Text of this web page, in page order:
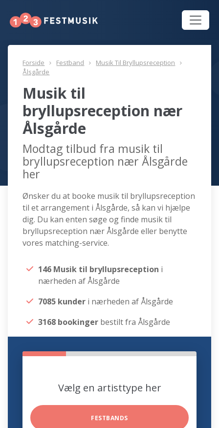
Forside Festband
Musik Til Bryllupsreception
Ålsgårde
Musik til
bryllupsreception nær
Ålsgårde
Modtag tilbud fra musik til
bryllupsreception nær Ålsgårde
her
Ønsker du at booke musik til bryllupsreception
til et arrangement i Ålsgårde, så kan vi hjælpe
dig. Du kan enten søge og finde musik til
bryllupsreception nær Ålsgårde eller benytte
vores matching-service.
146 Musik til bryllupsreception i
nærheden af Ålsgårde
7085 kunder i nærheden af Ålsgårde
3168 bookinger bestilt fra Ålsgårde
Vælg en artisttype her
FESTBANDS